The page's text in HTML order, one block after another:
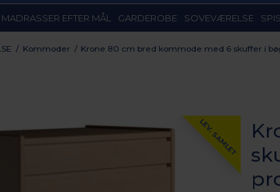
MADRASSER EFTER MÅL GARDEROBE SOVEVÆRELSE
/ Kommoder / Krone 80 cm bred kommode med 6 skuffer i
LEV. SAMLET